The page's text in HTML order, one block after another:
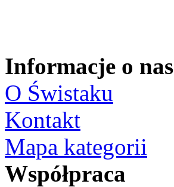
Informacje o nas
O Świstaku
Kontakt
Mapa kategorii
Współpraca